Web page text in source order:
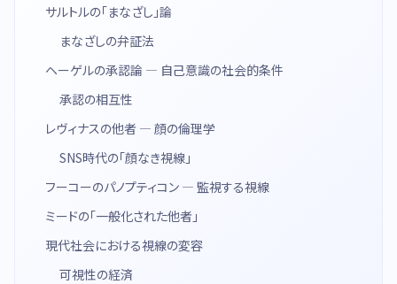
サルトルの「まなざし」論
まなざしの弁証法
ヘーゲルの承認論 — 自己意識の社会的条件
承認の相互性
レヴィナスの他者 — 顔の倫理学
SNS時代の「顔なき視線」
フーコーのパノプティコン — 監視する視線
ミードの「一般化された他者」
現代社会における視線の変容
可視性の経済